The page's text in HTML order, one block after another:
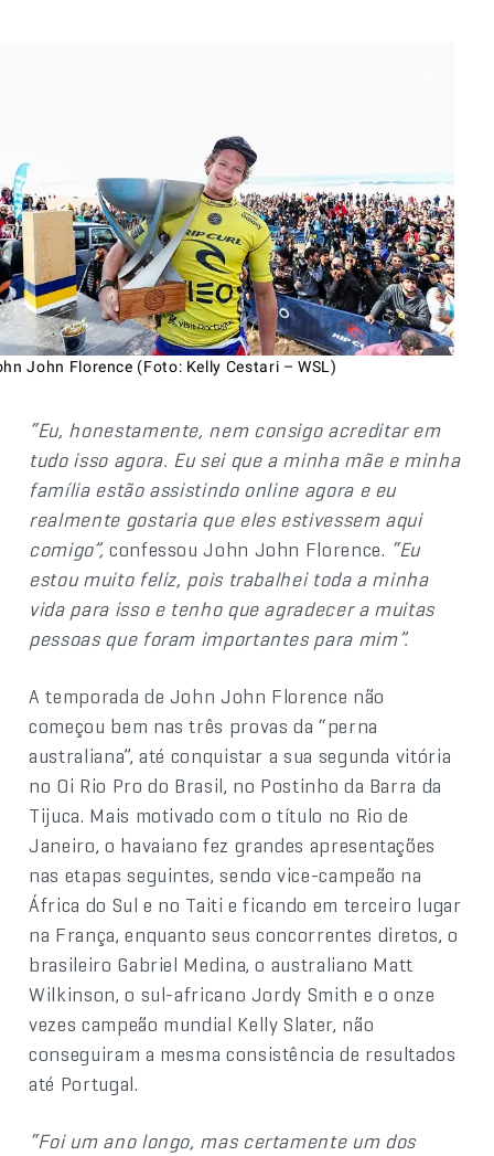
John Florence (Foto: Kelly Cestari – WSL)
“Eu, honestamente, nem consigo acreditar em
tudo isso agora. Eu sei que a minha mãe e minha
família estão assistindo online agora e eu
realmente gostaria que eles estivessem aqui
comigo”, confessou John John Florence. “Eu
estou muito feliz, pois trabalhei toda a minha
vida para isso e tenho que agradecer a muitas
pessoas que foram importantes para mim”.
A temporada de John John Florence não
começou bem nas três provas da “perna
australiana”, até conquistar a sua segunda vitória
no Oi Rio Pro do Brasil, no Postinho da Barra da
Tijuca. Mais motivado com o título no Rio de
Janeiro, o havaiano fez grandes apresentações
nas etapas seguintes, sendo vice-campeão na
África do Sul e no Taiti e ficando em terceiro lugar
na França, enquanto seus concorrentes diretos, o
brasileiro Gabriel Medina, o australiano Matt
Wilkinson, o sul-africano Jordy Smith e o onze
vezes campeão mundial Kelly Slater, não
conseguiram a mesma consistência de resultados
até Portugal.
“Foi um ano longo, mas certamente um dos